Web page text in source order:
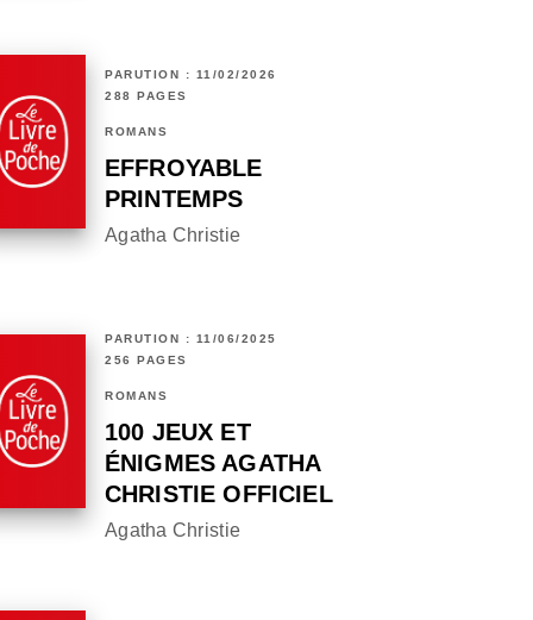
PARUTION : 11/02/2026
288 PAGES
ROMANS
EFFROYABLE
PRINTEMPS
Agatha Christie
PARUTION : 11/06/2025
256 PAGES
ROMANS
100 JEUX ET
ÉNIGMES AGATHA
CHRISTIE OFFICIEL
Agatha Christie